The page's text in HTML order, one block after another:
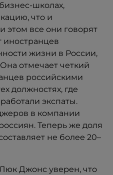
школах,
что и
этом все они говорят
иностранцев
жизни в России,
отмечает четкий
российскими
должностях, где
экспаты.
в компании
Теперь же доля
не более 20–
Джонс уверен, что